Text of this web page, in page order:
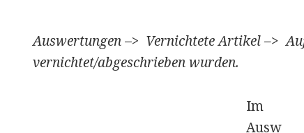
Auswertungen–> Vernichtete Artikel –>
vernichtet/abgeschrieben wurden.
Im
Ausw